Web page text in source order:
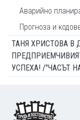
Аварийно
Прогноза и
ТАНЯ ХРИСТОВА В
УСПЕХА! /"ЧАСЪТ
Footer